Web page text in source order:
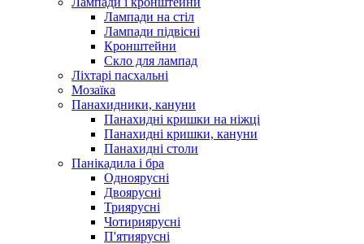
Лампади на стіл
Лампади підвісні
Кронштейни
Скло для лампад
Ліхтарі пасхальні
Мозаїка
Панахидники, кануни
Панахидні кришки на ніжці
Панахидні кришки, кануни
Панахидні столи
Панікадила і бра
Одноярусні
Двоярусні
Триярусні
Чотириярусні
П'ятиярусні